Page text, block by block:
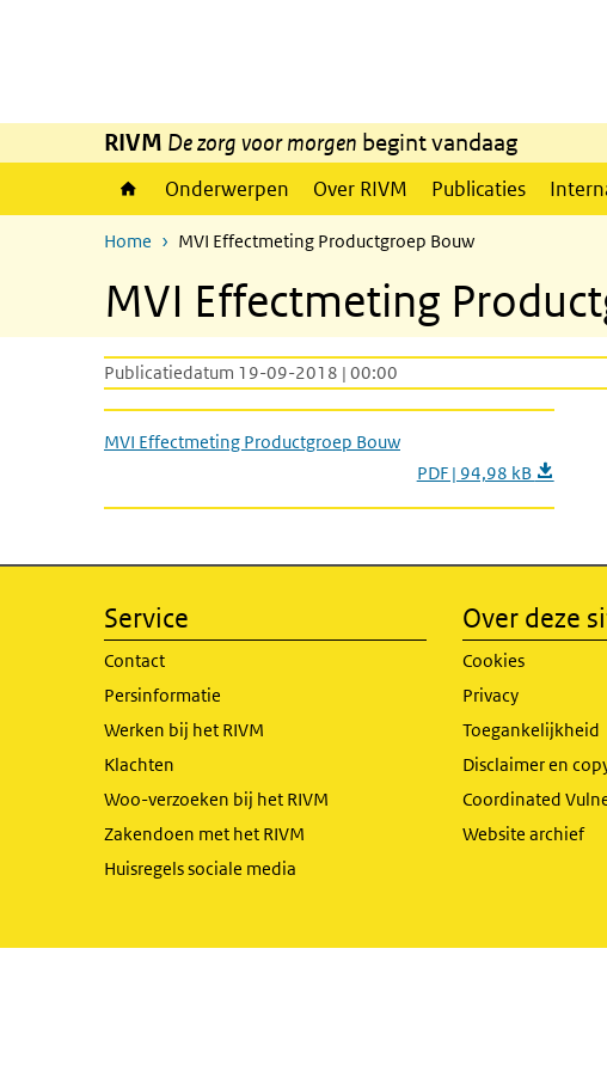
RIVM De zorg voor morgen begint vandaag
Onderwerpen Over RIVM Publicaties
Home MVI Effectmeting Productgroep Bouw
MVI Effectmeting
Publicatiedatum 19-09-2018 | 00:00
MVI Effectmeting Productgroep Bouw
PDF | 94,98 kB
Service
Contact
Persinformatie
Werken bij het RIVM
Klachten
Woo-verzoeken bij het RIVM
Zakendoen met het RIVM
Huisregels sociale media
Over deze
Cookies
Privacy
Toegankelijkheid
Disclaimer en
Coordinated
Website archief